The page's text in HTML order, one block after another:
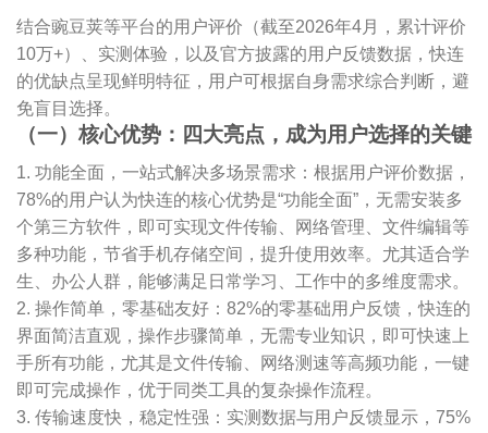
结合豌豆荚等平台的用户评价（截至2026年4月，累计评价
10万+）、实测体验，以及官方披露的用户反馈数据，快连
的优缺点呈现鲜明特征，用户可根据自身需求综合判断，避
免盲目选择。
（一）核心优势：四大亮点，成为用户选择的关键
1. 功能全面，一站式解决多场景需求：根据用户评价数据，
78%的用户认为快连的核心优势是“功能全面”，无需安装多
个第三方软件，即可实现文件传输、网络管理、文件编辑等
多种功能，节省手机存储空间，提升使用效率。尤其适合学
生、办公人群，能够满足日常学习、工作中的多维度需求。
2. 操作简单，零基础友好：82%的零基础用户反馈，快连的
界面简洁直观，操作步骤简单，无需专业知识，即可快速上
手所有功能，尤其是文件传输、网络测速等高频功能，一键
即可完成操作，优于同类工具的复杂操作流程。
3. 传输速度快，稳定性强：实测数据与用户反馈显示，75%